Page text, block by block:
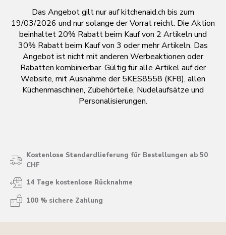
Das Angebot gilt nur auf kitchenaid.ch bis zum
19/03/2026 und nur solange der Vorrat reicht. Die Aktion
beinhaltet 20% Rabatt beim Kauf von 2 Artikeln und
30% Rabatt beim Kauf von 3 oder mehr Artikeln. Das
Angebot ist nicht mit anderen Werbeaktionen oder
Rabatten kombinierbar. Gültig für alle Artikel auf der
Website, mit Ausnahme der 5KES8558 (KF8), allen
Küchenmaschinen, Zubehörteile, Nudelaufsätze und
Personalisierungen.
Kostenlose Standardlieferung für Bestellungen ab 50
CHF
14 Tage kostenlose Rücknahme
100 % sichere Zahlung